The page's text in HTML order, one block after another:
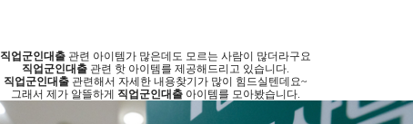
직업군인대출관련 아이템가 많은데도 모르는 사람이 많더라구요
직업군인대출관련 핫 아이템를 제공해드리고 있습니다.
직업군인대출관련해서 자세한 내용찾기가 많이 힘드실텐데요~
그래서 제가 알뜰하게 직업군인대출아이템를 모아봤습니다.